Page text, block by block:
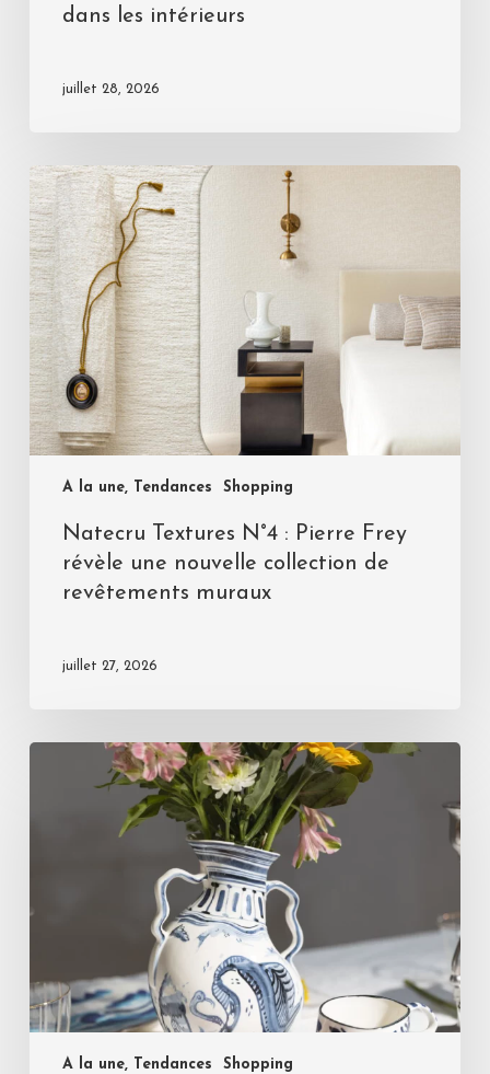
dans les intérieurs
juillet 28, 2026
A la une, Tendances Shopping
Natecru Textures N°4 : Pierre Frey
révèle une nouvelle collection de
revêtements muraux
juillet 27, 2026
A la une, Tendances Shopping